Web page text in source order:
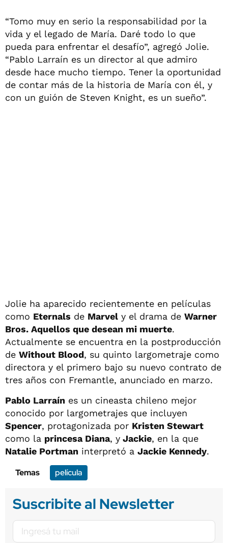
“Tomo muy en serio la responsabilidad por la
vida y el legado de María. Daré todo lo que
pueda para enfrentar el desafío”, agregó Jolie.
“Pablo Larraín es un director al que admiro
desde hace mucho tiempo. Tener la oportunidad
de contar más de la historia de María con él, y
con un guión de Steven Knight, es un sueño”.
Jolie ha aparecido recientemente en películas
como Eternals de Marvel y el drama de Warner
Bros. Aquellos que desean mi muerte.
Actualmente se encuentra en la postproducción
de Without Blood, su quinto largometraje como
directora y el primero bajo su nuevo contrato de
tres años con Fremantle, anunciado en marzo.
Pablo Larraín es un cineasta chileno mejor
conocido por largometrajes que incluyen
Spencer, protagonizada por Kristen Stewart
como la princesa Diana, y Jackie, en la que
Natalie Portman interpretó a Jackie Kennedy.
Temas
película
Suscribite al Newsletter